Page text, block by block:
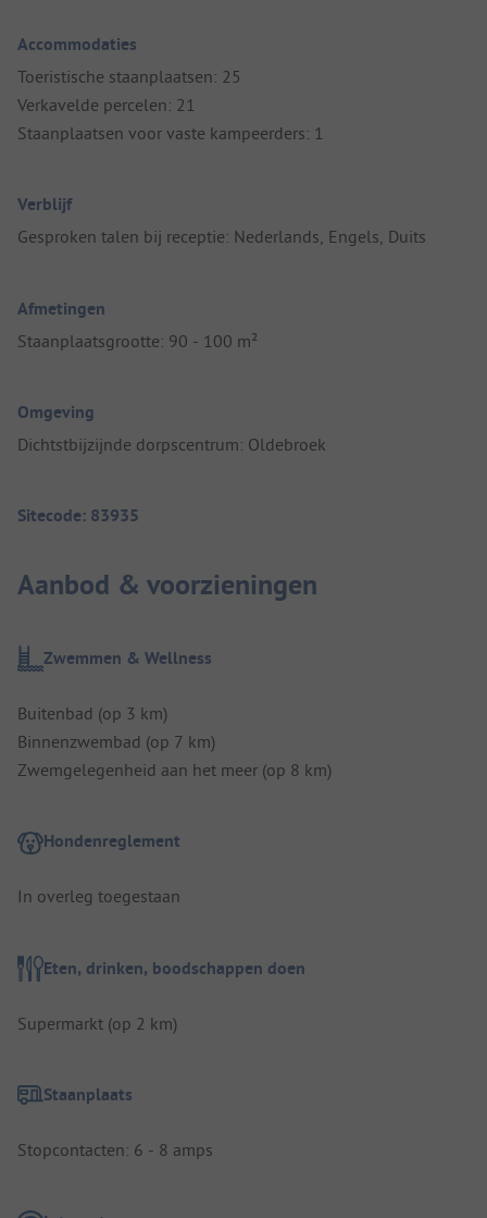
Accommodaties
Toeristische staanplaatsen: 25
Verkavelde percelen: 21
Staanplaatsen voor vaste kampeerders: 1
Verblijf
Gesproken talen bij receptie: Nederlands, Engels, Duits
Afmetingen
Staanplaatsgrootte: 90 - 100 m²
Omgeving
Dichtstbijzijnde dorpscentrum: Oldebroek
Sitecode: 83935
Aanbod & voorzieningen
Zwemmen & Wellness
Buitenbad (op 3 km)
Binnenzwembad (op 7 km)
Zwemgelegenheid aan het meer (op 8 km)
Hondenreglement
In overleg toegestaan
Eten, drinken, boodschappen doen
Supermarkt (op 2 km)
Staanplaats
Stopcontacten: 6 - 8 amps